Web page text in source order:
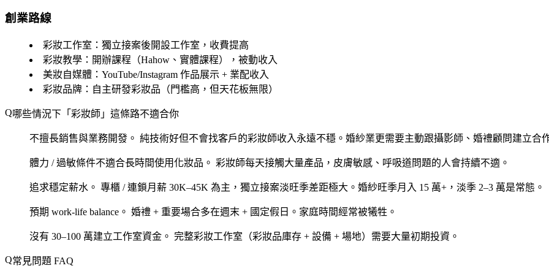
創業路線
彩妝工作室 ：獨立接案後開設工作室，收費提高
彩妝教學 ：開辦課程（Hahow、實體課程），被動收入
美妝自媒體 ：YouTube/Instagram 作品展示 + 業配收入
彩妝品牌 ：自主研發彩妝品（門檻高，但天花板無限）
哪些情況下「彩妝師」這條路不適合你
不擅長銷售與業務開發。 純技術好但不會找客戶的彩妝師收入永遠不穩。婚紗業更需要主動跟攝影師、婚禮顧問建立合
體力 / 過敏條件不適合長時間使用化妝品。 彩妝師每天接觸大量產品，皮膚敏感、呼吸道問題的人會持續不適。
追求穩定薪水。 專櫃 / 連鎖月薪 30K–45K 為主，獨立接案淡旺季差距極大。婚紗旺季月入 15 萬+，淡季 2–3 萬是常態。
預期 work-life balance。 婚禮 + 重要場合多在週末 + 國定假日。家庭時間經常被犧牲。
沒有 30–100 萬建立工作室資金。 完整彩妝工作室（彩妝品庫存 + 設備 + 場地）需要大量初期投資。
常見問題 FAQ